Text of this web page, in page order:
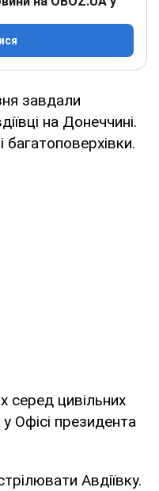
завдали
на Донеччині.
серед цивільних
у Офісі президента
Авдіївку.